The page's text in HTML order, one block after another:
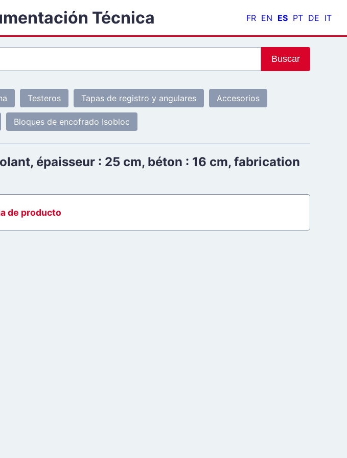
Técnica FR EN ES PT DE IT
Buscar
Testeros Tapas de registro y angulares Accesorios
Bloques de encofrado Isobloc
épaisseur : 25 cm, béton : 16 cm, fabrication
de producto